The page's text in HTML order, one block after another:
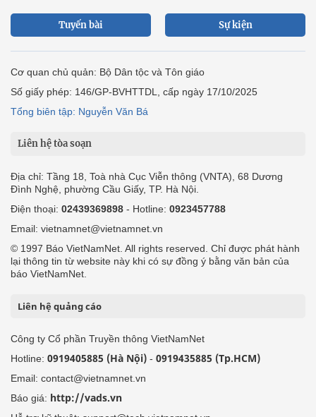
Tuyến bài Sự kiện
Cơ quan chủ quản: Bộ Dân tộc và Tôn giáo
Số giấy phép: 146/GP-BVHTTDL, cấp ngày 17/10/2025
Tổng biên tập: Nguyễn Văn Bá
Liên hệ tòa soạn
Địa chỉ: Tầng 18, Toà nhà Cục Viễn thông (VNTA), 68 Dương
Đình Nghệ, phường Cầu Giấy, TP. Hà Nội.
Điện thoại: 02439369898 - Hotline: 0923457788
Email: vietnamnet@vietnamnet.vn
© 1997 Báo VietNamNet. All rights reserved. Chỉ được phát hành
lại thông tin từ website này khi có sự đồng ý bằng văn bản của
báo VietNamNet.
Liên hệ quảng cáo
Công ty Cổ phần Truyền thông VietNamNet
Hotline: 0919405885 (Hà Nội) - 0919435885 (Tp.HCM)
Email: contact@vietnamnet.vn
Báo giá: http://vads.vn